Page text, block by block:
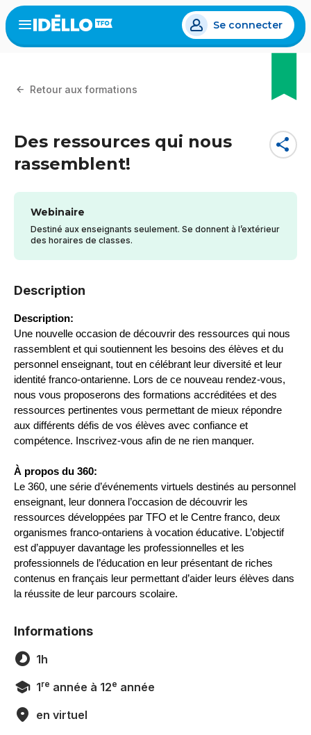
Aller
au
contenu
Open
menu
Se connecter
Retour aux formations
Des ressources qui nous
rassemblent!
share
Webinaire
Destiné aux enseignants seulement. Se donnent à l’extérieur
des horaires de classes.
Description
Description:
Une nouvelle occasion de découvrir des ressources qui nous
rassemblent et qui soutiennent les besoins des élèves et du
personnel enseignant, tout en célébrant leur diversité et leur
identité franco-ontarienne. Lors de ce nouveau rendez-vous,
nous vous proposerons des formations accréditées et des
ressources pertinentes vous permettant de mieux répondre
aux différents défis de vos élèves avec confiance et
compétence. Inscrivez-vous afin de ne rien manquer.
À propos du 360:
Le 360, une série d’événements virtuels destinés au personnel
enseignant, leur donnera l’occasion de découvrir les
ressources développées par TFO et le Centre franco, deux
organismes franco-ontariens à vocation éducative. L’objectif
est d’appuyer davantage les professionnelles et les
professionnels de l’éducation en leur présentant de riches
contenus en français leur permettant d’aider leurs élèves dans
la réussite de leur parcours scolaire.
Informations
1h
1re année à 12e année
en virtuel